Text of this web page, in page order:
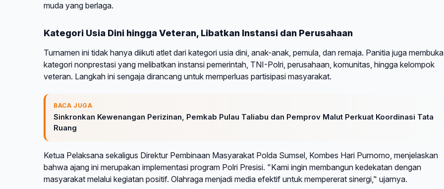
muda yang berlaga.
Kategori Usia Dini hingga Veteran, Libatkan Instansi dan Perusahaan
Turnamen ini tidak hanya diikuti atlet dari kategori usia dini, anak-anak, pemula, dan remaja. Panitia juga membuka
kategori nonprestasi yang melibatkan instansi pemerintah, TNI-Polri, perusahaan, komunitas, hingga kelompok
veteran. Langkah ini sengaja dirancang untuk memperluas partisipasi masyarakat.
BACA JUGA
Sinkronkan Kewenangan Perizinan, Pemkab Pulau Taliabu dan Pemprov Malut Perkuat Koordinasi Tata
Ruang
Ketua Pelaksana sekaligus Direktur Pembinaan Masyarakat Polda Sumsel, Kombes Hari Purnomo, menjelaskan
bahwa ajang ini merupakan implementasi program Polri Presisi. "Kami ingin membangun kedekatan dengan
masyarakat melalui kegiatan positif. Olahraga menjadi media efektif untuk mempererat sinergi," ujarnya.